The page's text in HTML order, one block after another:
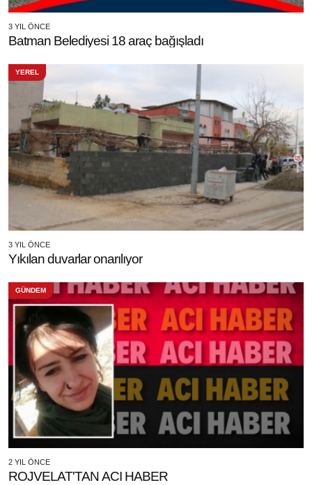
3 YIL ÖNCE
Batman Belediyesi 18 araç bağışladı
YEREL
3 YIL ÖNCE
Yıkılan duvarlar onarılıyor
GÜNDEM
2 YIL ÖNCE
ROJVELAT'TAN ACI HABER